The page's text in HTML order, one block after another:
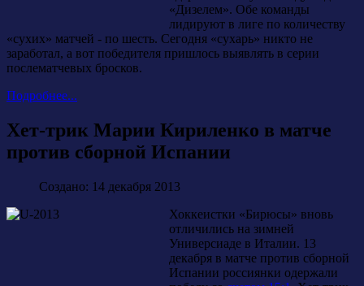
«Дизелем». Обе команды
лидируют в лиге по количеству
«сухих» матчей - по шесть. Сегодня «сухарь» никто не
заработал, а вот победителя пришлось выявлять в серии
послематчевых бросков.
Подробнее...
Хет-трик Марии Кириленко в матче
против сборной Испании
Создано: 14 декабря 2013
Хоккеистки «Бирюсы» вновь
отличились на зимней
Универсиаде в Италии. 13
декабря в матче против сборной
Испании россиянки одержали